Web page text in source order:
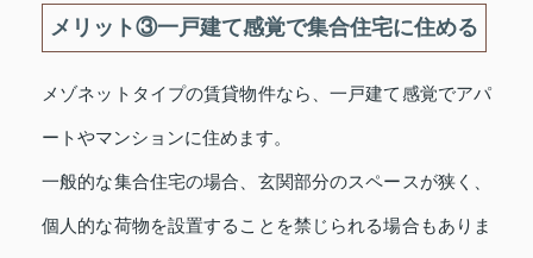
メリット③一戸建て感覚で集合住宅に住める
メゾネットタイプの賃貸物件なら、一戸建て感覚でアパ
ートやマンションに住めます。
一般的な集合住宅の場合、玄関部分のスペースが狭く、
個人的な荷物を設置することを禁じられる場合もありま